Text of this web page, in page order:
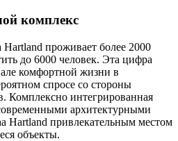
комплекс
проживает более 2000
до 6000 человек. Эта цифра
комфортной жизни в
спросе со стороны
Комплексно интегрированная
архитектурными
Hartland привлекательным местом
объекты.